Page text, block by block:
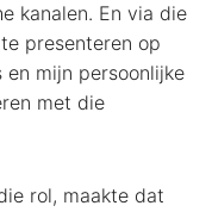
kanalen. En via die
presenteren op
mijn persoonlijke
met die
rol, maakte dat